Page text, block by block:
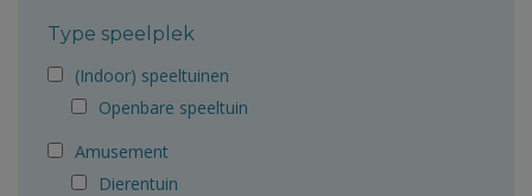
Type speelplek
(Indoor) speeltuinen
Openbare speeltuin
Amusement
Dierentuin